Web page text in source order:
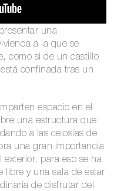
una
a la que se
como si de un castillo
confinada tras un
espacio en el
una estructura que
a las celosías de
una gran importancia
exterior, para eso se ha
libre y una sala de estar
de disfrutar del